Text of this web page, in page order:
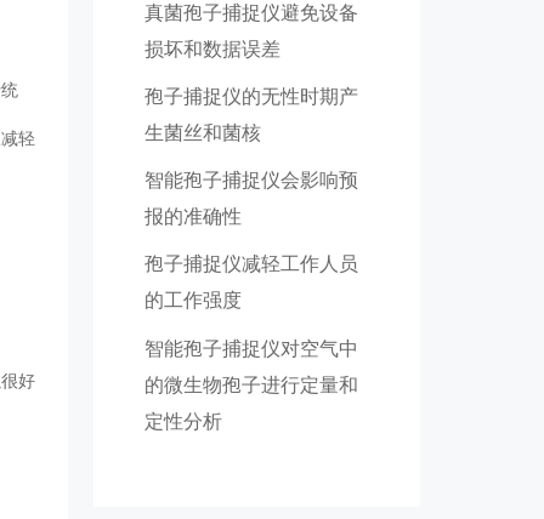
统
减轻
很好
真菌孢子捕捉仪避免设备
损坏和数据误差
孢子捕捉仪的无性时期产
生菌丝和菌核
智能孢子捕捉仪会影响预
报的准确性
孢子捕捉仪减轻工作人员
的工作强度
智能孢子捕捉仪对空气中
的微生物孢子进行定量和
定性分析